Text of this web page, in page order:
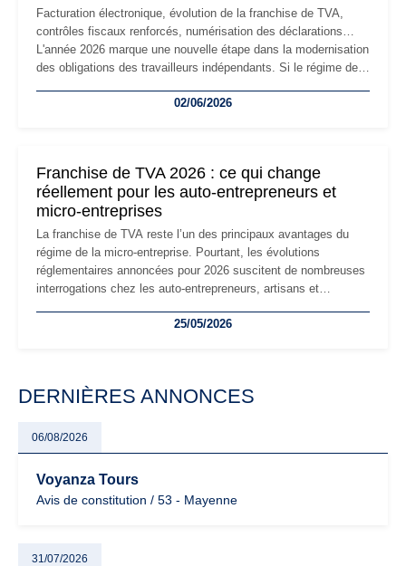
Facturation électronique, évolution de la franchise de TVA,
contrôles fiscaux renforcés, numérisation des déclarations…
L'année 2026 marque une nouvelle étape dans la modernisation
des obligations des travailleurs indépendants. Si le régime de
les auto-entrepreneurs devront s'adapter à un environnement
02/06/2026
Franchise de TVA 2026 : ce qui change
réellement pour les auto-entrepreneurs et
micro-entreprises
La franchise de TVA reste l’un des principaux avantages du
régime de la micro-entreprise. Pourtant, les évolutions
réglementaires annoncées pour 2026 suscitent de nombreuses
interrogations chez les auto-entrepreneurs, artisans et
facturation ou risque de bascule vers la TVA : les règles
25/05/2026
DERNIÈRES ANNONCES
06/08/2026
Voyanza Tours
Avis de constitution / 53 - Mayenne
31/07/2026